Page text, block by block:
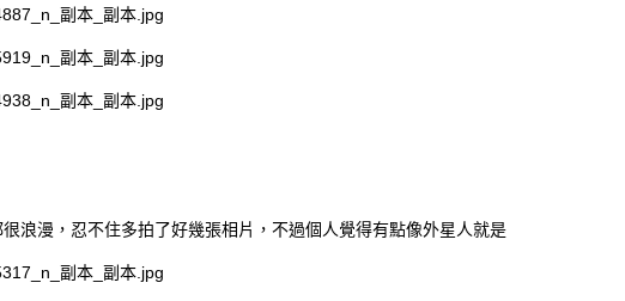
浪漫，忍不住多拍了好幾張相片，不過個人覺得有點像外星人就是